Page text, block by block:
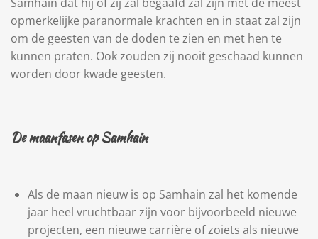
opmerkelijke paranormale krachten en in staat zal zijn
om de geesten van de doden te zien en met hen te
kunnen praten. Ook zouden zij nooit geschaad kunnen
worden door kwade geesten.
De maanfasen op Samhain
Als de maan nieuw is op Samhain zal het komende
jaar heel vruchtbaar zijn voor bijvoorbeeld nieuwe
projecten, een nieuwe carrière of zoiets als nieuwe